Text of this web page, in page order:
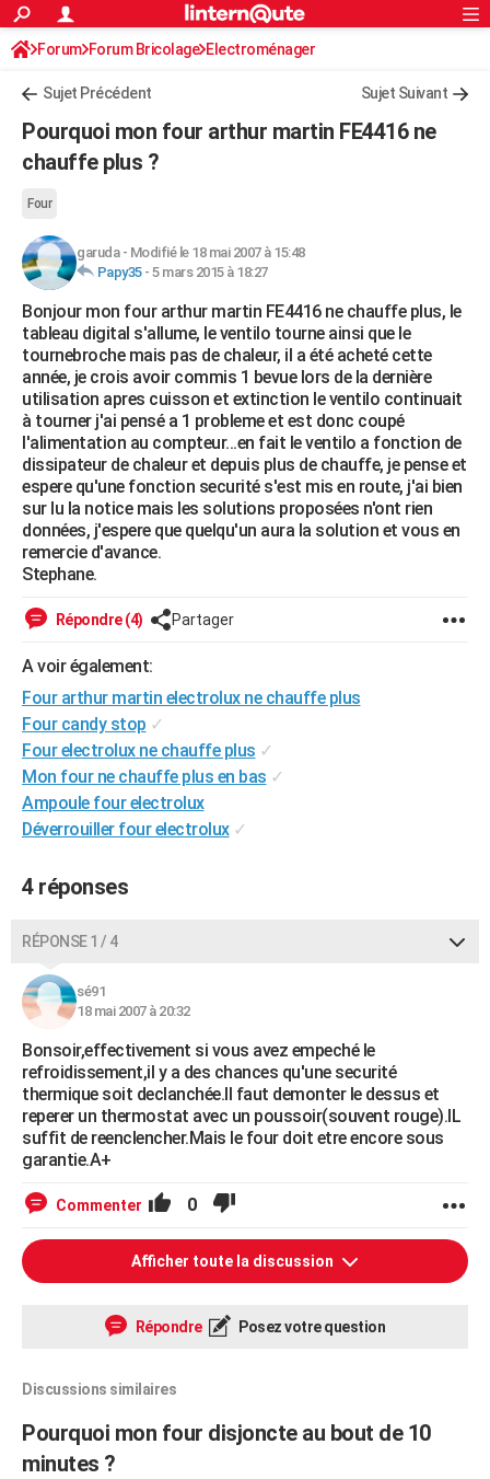
ACTUALITÉS
Politique
Société
Faits Divers
Education
Monde
Villes
+
Programme TV
Streaming
Cinéma
Sorties cinéma
Musique
FINANCE
Retraite
Impôts
Epargne
Immobilier
Risques naturels par ville
Banque
Assurance
Crédit
AUTO
Essais
Réserver un essai
Citadines
Berlines
SUV
Forum auto
HIGH-TECH
Mobiles
Meilleur smartphone
Internet
Ordinateurs
Jeux vidéo
Guide high-tech
BRICOLAGE
Forum
Aménagement intérieur
Extérieur
Cuisine
Salle de bains
Jardinage
Rangement
WEEK-END
Guides de France
Escapades
Patrimoine
Expositions
Musées
Week-end nature
+LIFESTYLE
Art de vivre
Bien-être
Loisirs
Mode
Modes de vie
SANTE
Alimentation
Guide de la santé
Maladies
Médicaments
Sommeil
VOYAGE
Destinations
City break
Voyage nature
Voyage de noces
Forum
Climat
+PHOTO
GUIDES D'ACHAT
BONS PLANS
Carte de Noël
Carte Bonne année
Carte Saint-Valentin
Carte Pâques
Carte d'anniversaire
DICTIONNAIRE
Dictionnaire
Biographies
Citations
Expressions
Proverbes
PROGRAMME TV
COPAINS D'AVANT
S'inscrire
Se connecter
Lycées
Collèges
Primaires
Universités
Entreprises
Service militaire
Avis de recherche
AVIS DE DÉCÈS
S'inscrire
Connexion
Forum Forum Bricolage Electroménager
Sujet Précédent Sujet Suivant
Pourquoi mon four arthur martin FE4416 ne
chauffe plus ?
Four
garuda- Modifié le 18 mai 2007 à 15:48
Papy35- 5 mars 2015 à 18:27
Bonjour mon four arthur martin FE4416 ne chauffe plus, le
tableau digital s'allume, le ventilo tourne ainsi que le
tournebroche mais pas de chaleur, il a été acheté cette
année, je crois avoir commis 1 bevue lors de la dernière
utilisation apres cuisson et extinction le ventilo continuait
à tourner j'ai pensé a 1 probleme et est donc coupé
l'alimentation au compteur...en fait le ventilo a fonction de
dissipateur de chaleur et depuis plus de chauffe, je pense et
espere qu'une fonction securité s'est mis en route, j'ai bien
sur lu la notice mais les solutions proposées n'ont rien
données, j'espere que quelqu'un aura la solution et vous en
remercie d'avance.
Stephane.
Répondre (4) Partager
A voir également:
Four arthur martin electrolux ne chauffe plus
Four candy stop ✓
Four electrolux ne chauffe plus ✓
Mon four ne chauffe plus en bas ✓
Ampoule four electrolux
Déverrouiller four electrolux ✓
4 réponses
RÉPONSE 1 / 4
sé91
18 mai 2007 à 20:32
Bonsoir,effectivement si vous avez empeché le
refroidissement,il y a des chances qu'une securité
thermique soit declanchée.Il faut demonter le dessus et
reperer un thermostat avec un poussoir(souvent rouge).IL
suffit de reenclencher.Mais le four doit etre encore sous
garantie.A+
Commenter 0
Afficher toute la discussion
Répondre Posez votre question
Discussions similaires
Pourquoi mon four disjoncte au bout de 10
minutes ?